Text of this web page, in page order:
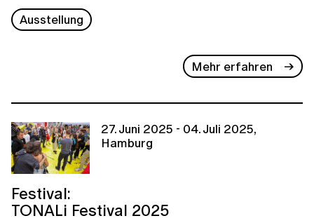
Ausstellung
Mehr erfahren
27. Juni 2025 - 04. Juli 2025,
Hamburg
Festival:
TONALi Festival 2025